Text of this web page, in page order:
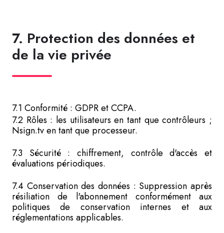
7. Protection des données et
de la vie privée
7.1 Conformité : GDPR et CCPA.
7.2 Rôles : les utilisateurs en tant que contrôleurs ;
Nsign.tv en tant que processeur.
7.3 Sécurité : chiffrement, contrôle d'accès et
évaluations périodiques.
7.4 Conservation des données : Suppression après
résiliation de l'abonnement conformément aux
politiques de conservation internes et aux
réglementations applicables.